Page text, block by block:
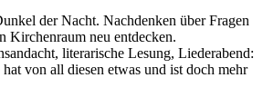
der Nacht. Nachdenken über Fragen
Kirchenraum neu entdecken.
literarische Lesung, Liederabend:
von all diesen etwas und ist doch mehr